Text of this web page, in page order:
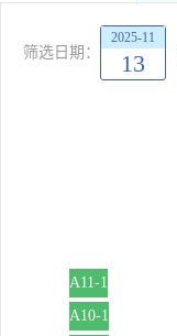
筛选日期：
2025-11
13
A11-1
A10-1